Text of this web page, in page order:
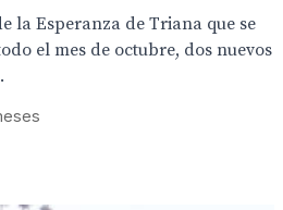
la Esperanza de Triana que se
el mes de octubre, dos nuevos